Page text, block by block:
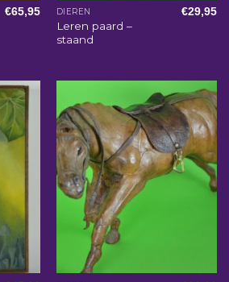
€65,95 DIEREN
Leren paard –
staand
€29,95